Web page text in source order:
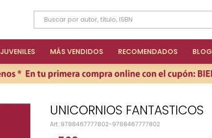
JUVENILES MÁS VENDIDOS RECOMENDADOS BLOG
UNICORNIOS FANTASTICOS
9788467777802-9788467777802